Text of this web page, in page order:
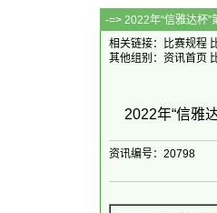
-=> 2022年“信雅达杯
相关链接：
比赛规程
其他组别： 资讯首页
2022年“信雅
资讯编号：20798